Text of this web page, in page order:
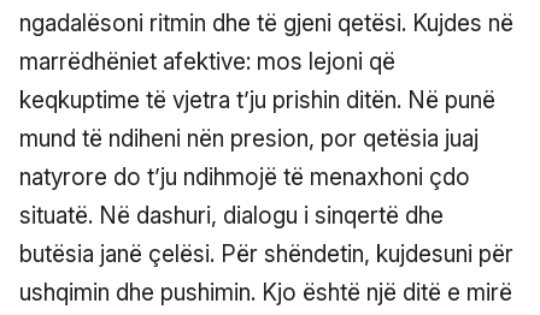
ngadalësoni ritmin dhe të gjeni qetësi. Kujdes në
marrëdhëniet afektive: mos lejoni që
keqkuptime të vjetra t’ju prishin ditën. Në punë
mund të ndiheni nën presion, por qetësia juaj
natyrore do t’ju ndihmojë të menaxhoni çdo
situatë. Në dashuri, dialogu i sinqertë dhe
butësia janë çelësi. Për shëndetin, kujdesuni për
ushqimin dhe pushimin. Kjo është një ditë e mirë